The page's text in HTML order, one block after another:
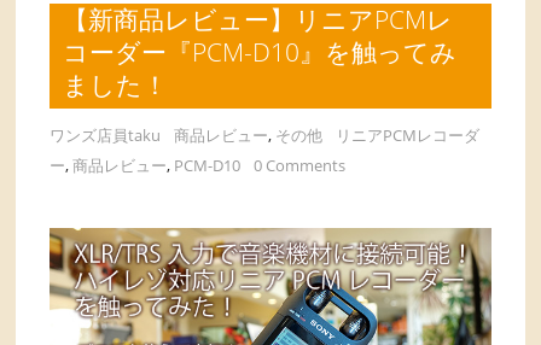
【新商品レビュー】リニアPCMレ
コーダー『PCM-D10』を触ってみ
ました！
ワンズ店員taku 商品レビュー, その他
リニアPCMレコーダ
ー,商品レビュー, PCM-D10 0 Comments